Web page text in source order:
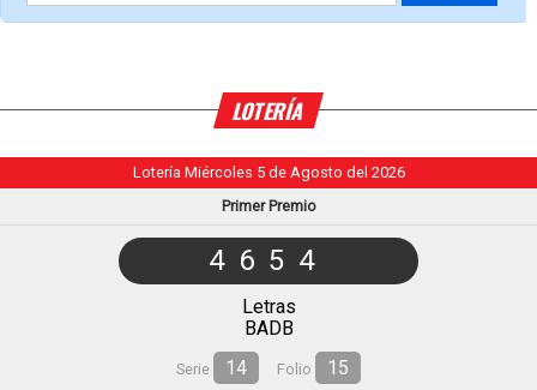
LOTERÍA
Lotería Miércoles 5 de Agosto del 2026
Primer Premio
4654
Letras
BADB
Serie 14 Folio 15